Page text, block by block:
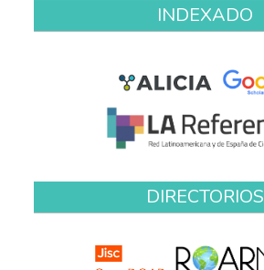
INDEXADO
DIRECTORIOS